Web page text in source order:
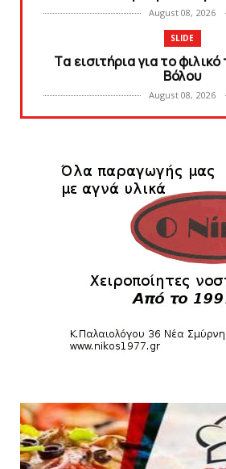
August 08, 2026
SLIDE
Tα εισιτήρια για το
Bόλου
August 08, 2026
SUPERLEAGUE2
August 08, 2026
HEADLINES
Δείτε την εκπομπή «Kara
August 07, 2026
«Kara Talks»: LIVE
SLIDE
HEADLINES
Πανιώνιος: O άξονας που
ποιότητα και